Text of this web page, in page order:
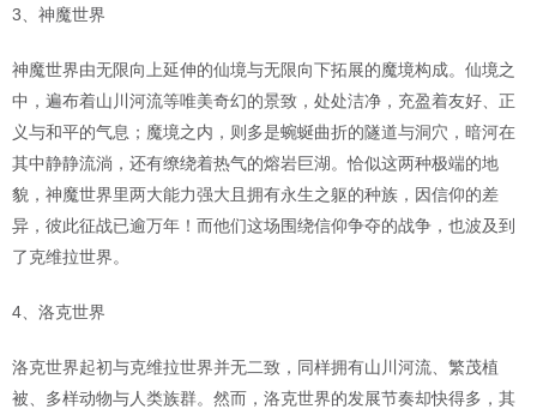
3、神魔世界
神魔世界由无限向上延伸的仙境与无限向下拓展的魔境构成。仙境之
中，遍布着山川河流等唯美奇幻的景致，处处洁净，充盈着友好、正
义与和平的气息；魔境之内，则多是蜿蜒曲折的隧道与洞穴，暗河在
其中静静流淌，还有缭绕着热气的熔岩巨湖。恰似这两种极端的地
貌，神魔世界里两大能力强大且拥有永生之躯的种族，因信仰的差
异，彼此征战已逾万年！而他们这场围绕信仰争夺的战争，也波及到
了克维拉世界。
4、洛克世界
洛克世界起初与克维拉世界并无二致，同样拥有山川河流、繁茂植
被、多样动物与人类族群。然而，洛克世界的发展节奏却快得多，其